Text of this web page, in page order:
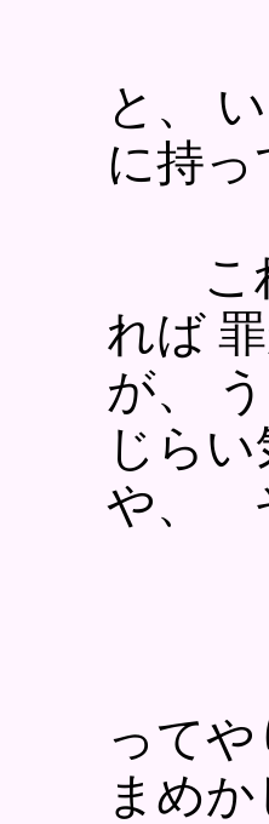
と、
に持
これ
れば
が、
じら
や、
．
って
まめか